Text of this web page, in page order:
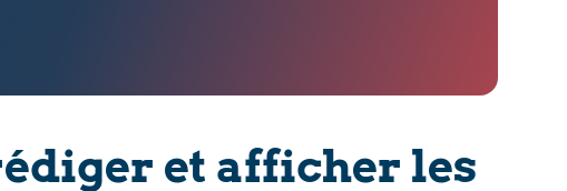
et afficher les